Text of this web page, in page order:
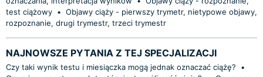
test ciążowy • Objawy ciąży - pierwszy trymetr, nietypowe objawy,
rozpoznanie, drugi trymestr, trzeci trymestr
NAJNOWSZE PYTANIA Z TEJ SPECJALIZACJI
Czy taki wynik testu i miesiączka mogą jednak oznaczać ciążę?
•